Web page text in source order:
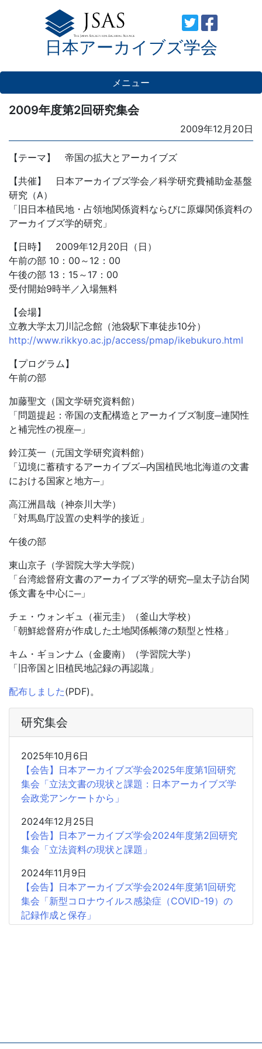
日本アーカイブズ学会
メニュー
2009年度第2回研究集会
Posted
on
2009年12月20日
【テーマ】 帝国の拡大とアーカイブズ
【共催】 日本アーカイブズ学会／科学研究費補助金基盤
研究（A）
「旧日本植民地・占領地関係資料ならびに原爆関係資料の
アーカイブズ学的研究」
【日時】 2009年12月20日（日）
午前の部 10：00～12：00
午後の部 13：15～17：00
受付開始9時半／入場無料
【会場】
立教大学太刀川記念館（池袋駅下車徒歩10分）
http://www.rikkyo.ac.jp/access/pmap/ikebukuro.html
【プログラム】
午前の部
加藤聖文（国文学研究資料館）
「問題提起：帝国の支配構造とアーカイブズ制度─連関性
と補完性の視座─」
鈴江英一（元国文学研究資料館）
「辺境に蓄積するアーカイブズ─内国植民地北海道の文書
における国家と地方─」
高江洲昌哉（神奈川大学）
「対馬島庁設置の史料学的接近」
午後の部
東山京子（学習院大学大学院）
「台湾総督府文書のアーカイブズ学的研究─皇太子訪台関
係文書を中心に─」
チェ・ウォンギュ（崔元圭）（釜山大学校）
「朝鮮総督府が作成した土地関係帳簿の類型と性格」
キム・ギョンナム（金慶南）（学習院大学）
「旧帝国と旧植民地記録の再認識」
配布しました(PDF)。
研究集会
2025年10月6日
【会告】日本アーカイブズ学会2025年度第1回研究
集会「立法文書の現状と課題：日本アーカイブズ学
会政党アンケートから」
2024年12月25日
【会告】日本アーカイブズ学会2024年度第2回研究
集会「立法資料の現状と課題」
2024年11月9日
【会告】日本アーカイブズ学会2024年度第1回研究
集会「新型コロナウイルス感染症（COVID-19）の
記録作成と保存」
2023年9月28日